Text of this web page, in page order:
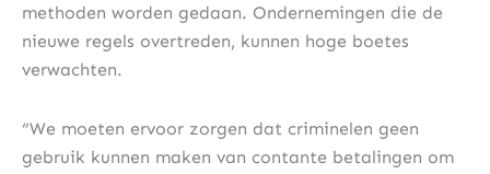
methoden worden gedaan. Ondernemingen die de
nieuwe regels overtreden, kunnen hoge boetes
verwachten.
“We moeten ervoor zorgen dat criminelen geen
gebruik kunnen maken van contante betalingen om